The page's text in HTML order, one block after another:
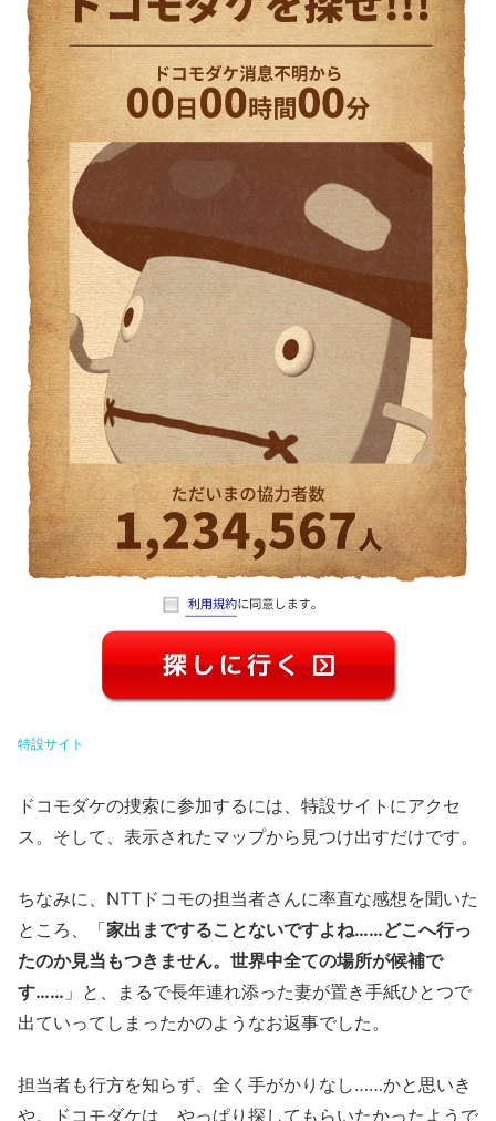
特設サイト
ドコモダケの捜索に参加するには、特設サイトにアクセ
ス。そして、表示されたマップから見つけ出すだけです。
ちなみに、NTTドコモの担当者さんに率直な感想を聞いた
ところ、「家出まですることないですよね……どこへ行っ
たのか見当もつきません。世界中全ての場所が候補で
す…… 」と、まるで長年連れ添った妻が置き手紙ひとつで
出ていってしまったかのようなお返事でした。
担当者も行方を知らず、全く手がかりなし……かと思いき
や。ドコモダケは、やっぱり探してもらいたかったようで